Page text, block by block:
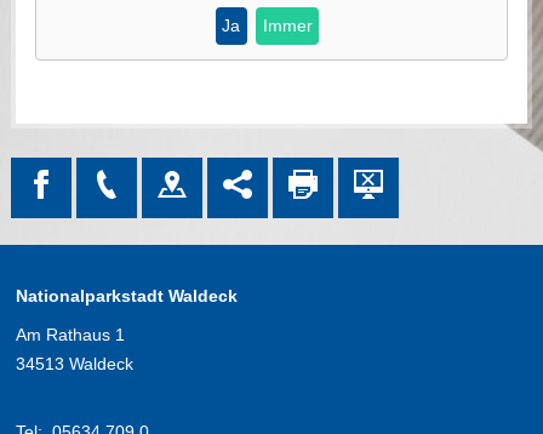
Ja Immer
Nationalparkstadt Waldeck
Am Rathaus 1
34513 Waldeck